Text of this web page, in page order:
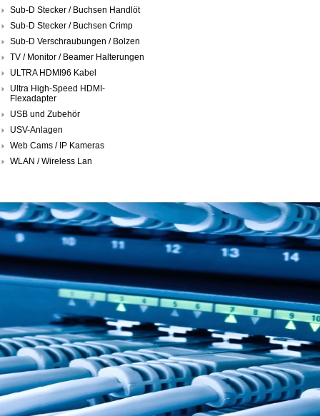
Sub-D Stecker / Buchsen Handlöt
Sub-D Stecker / Buchsen Crimp
Sub-D Verschraubungen / Bolzen
TV / Monitor / Beamer Halterungen
ULTRA HDMI96 Kabel
Ultra High-Speed HDMI-
Flexadapter
USB und Zubehör
USV-Anlagen
Web Cams / IP Kameras
WLAN / Wireless Lan